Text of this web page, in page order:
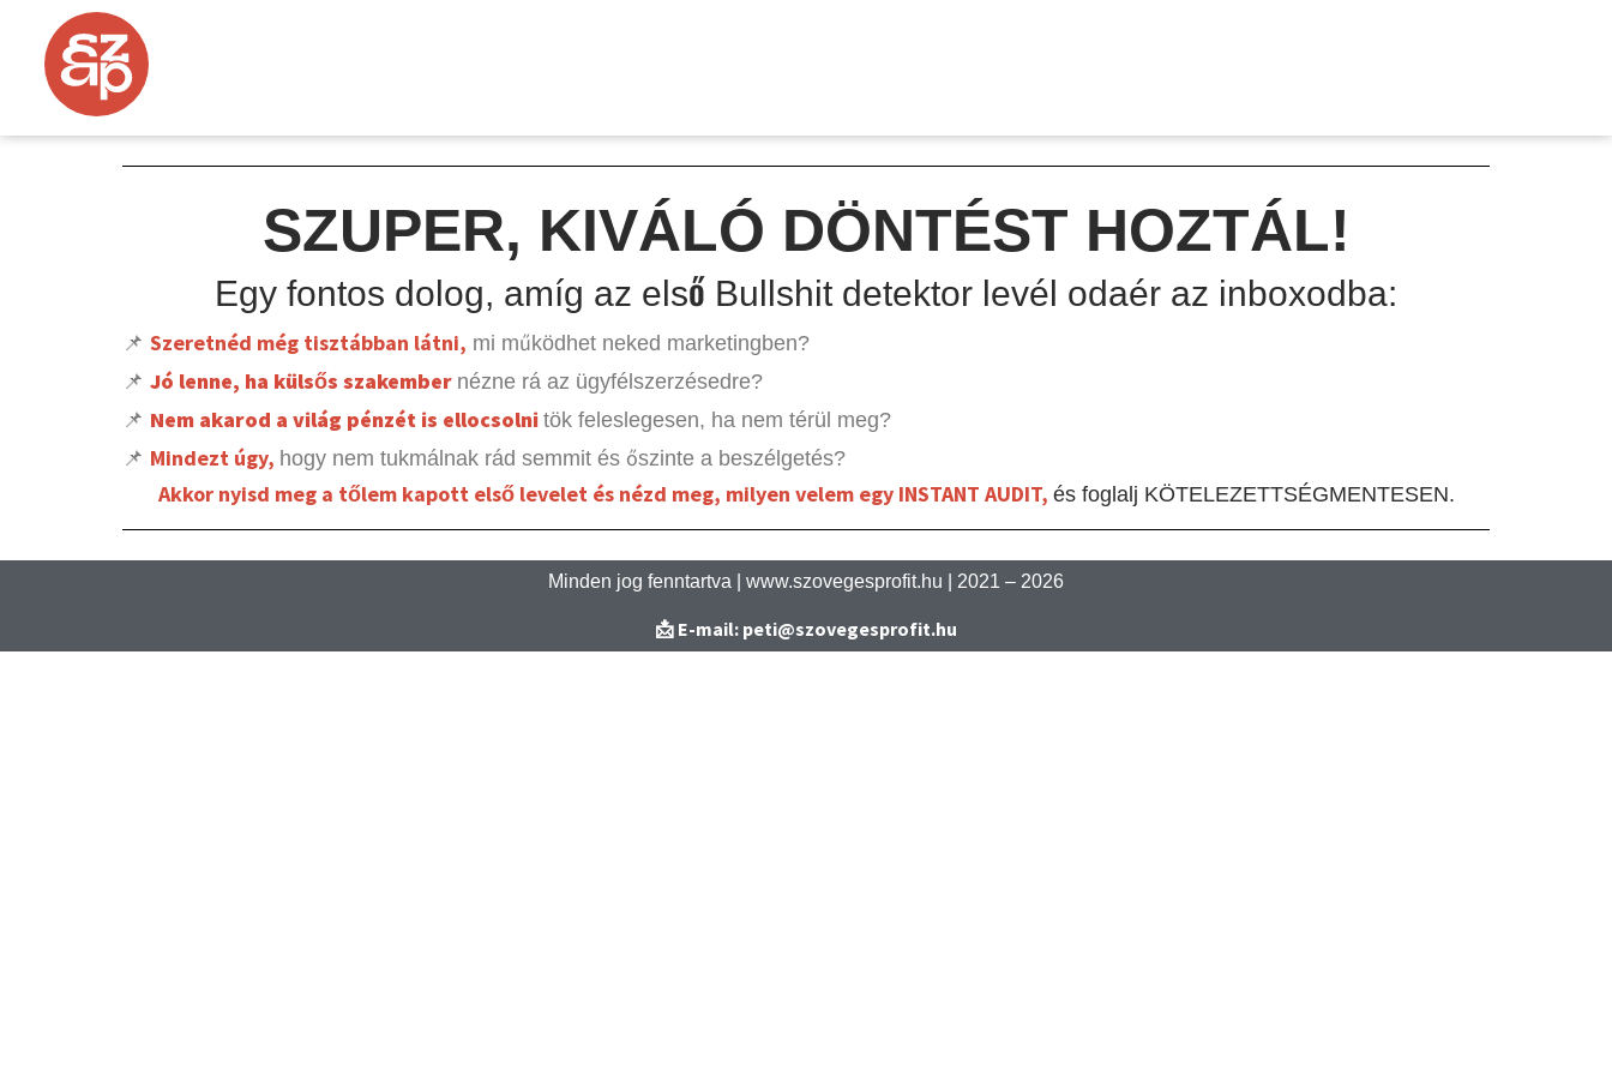
SZUPER, KIVÁLÓ DÖNTÉST HOZTÁL!
Egy fontos dolog, amíg az első Bullshit detektor levél odaér az inboxodba:
📌 Szeretnéd még tisztábban látni, mi működhet neked marketingben?
📌 Jó lenne, ha külsős szakember nézne rá az ügyfélszerzésedre?
📌 Nem akarod a világ pénzét is ellocsolni tök feleslegesen, ha nem térül meg?
📌 Mindezt úgy, hogy nem tukmálnak rád semmit és őszinte a beszélgetés?
Akkor nyisd meg a tőlem kapott első levelet és nézd meg, milyen velem egy INSTANT AUDIT, és foglalj KÖTELEZETTSÉGMENTESEN.
Minden jog fenntartva | www.szovegesprofit.hu | 2021 – 2026
📩 E-mail: peti@szovegesprofit.hu